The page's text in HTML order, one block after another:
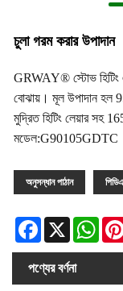
চুলা গরম করার উপাদান
GRWAY® স্টোভ হিটিং
বোঝায়। মূল উপাদান হল
মুদ্রিত হিটিং লেয়ার সহ
মডেল:G90105GDTC
অনুসন্ধান পাঠান
Facebook
X
পণ্যের বর্ণনা